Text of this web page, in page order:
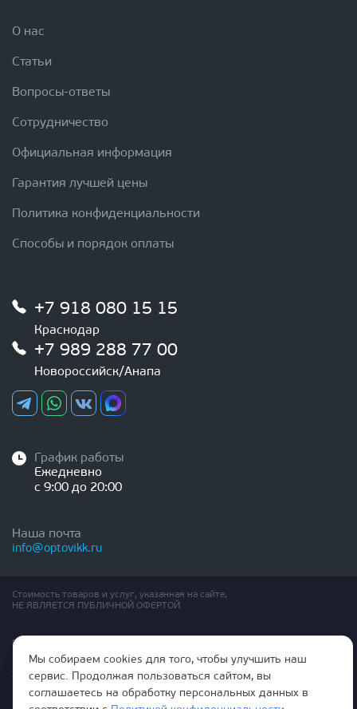
О нас
Статьи
Вопросы-ответы
Сотрудничество
Официальная информация
Гарантия лучшей цены
Политика конфиденциальности
Способы и порядок оплаты
+7 918 080 15 15
Краснодар
+7 989 288 77 00
Новороссийск/Анапа
График работы
Ежедневно
с 9:00 до 20:00
Наша почта
info@optovikk.ru
Стоимость товаров и услуг, указанная на сайте,
НЕ ЯВЛЯЕТСЯ ПУБЛИЧНОЙ ОФЕРТОЙ
Правила эксплутации входных и межкомнатных дверей
Политика обработки персональных данных
Согласие на обработку персональных данных
Мы собираем cookies для того, чтобы улучшить наш
сервис. Продолжая пользоваться сайтом, вы
соглашаетесь на обработку персональных данных в